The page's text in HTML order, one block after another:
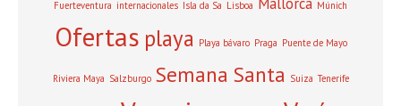
Fuerteventura internacionales Isla da Sa Lisboa Múnich
Ofertas playa Playa bávaro Praga Puente de Mayo
Riviera Maya Salzburgo Semana Santa Suiza Tenerife